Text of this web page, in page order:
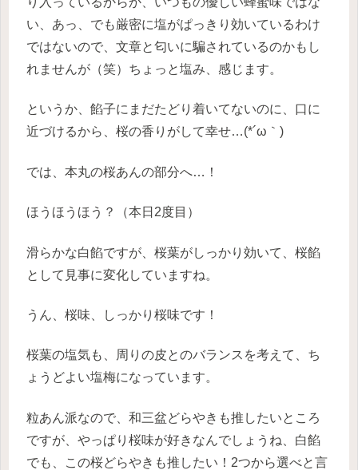
い、あっ、でも厳密に塩がぱっきり効いているわけ
ではないので、文章と匂いに騙されているのかもし
れませんが（笑）ちょっと塩み、感じます。
というか、餡子にまだたどり着いてないのに、口に
近づけるから、桜の香りがして幸せ…(*´ω｀)
では、本丸の桜あんの部分へ…！
ほうほうほう？（本日2度目）
滑らかな白餡ですが、桜葉がしっかり効いて、桜餡
として見事に変化していますね。
うん、桜味、しっかり桜味です！
桜葉の塩気も、周りの皮とのバランスを考えて、ち
ょうどよい塩梅になっています。
粒あん派なので、和三盆どらやきも推したいところ
ですが、やっぱり桜味が好きなんでしょうね、白餡
でも、この桜どらやきも推したい！2つから選べと言